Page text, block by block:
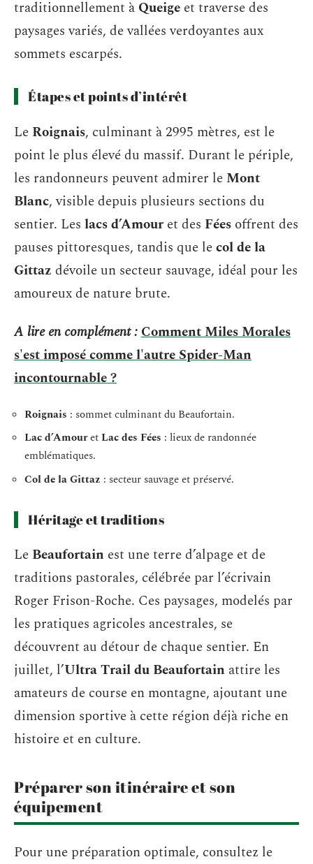
traditionnellement à Queige et traverse des
paysages variés, de vallées verdoyantes aux
sommets escarpés.
Étapes et points d’intérêt
Le Roignais, culminant à 2995 mètres, est le
point le plus élevé du massif. Durant le périple,
les randonneurs peuvent admirer le Mont
Blanc, visible depuis plusieurs sections du
sentier. Les lacs d’Amour et des Fées offrent des
pauses pittoresques, tandis que lecol de la
Gittaz dévoile un secteur sauvage, idéal pour les
amoureux de nature brute.
A lire en complément :Comment Miles Morales
s'est imposé comme l'autre Spider-Man
incontournable ?
Roignais : sommet culminant du Beaufortain.
Lac d’AmouretLac des Fées : lieux de randonnée
emblématiques.
Col de la Gittaz : secteur sauvage et préservé.
Héritage et traditions
Le Beaufortain est une terre d’alpage et de
traditions pastorales, célébrée par l’écrivain
Roger Frison-Roche. Ces paysages, modelés par
les pratiques agricoles ancestrales, se
découvrent au détour de chaque sentier. En
juillet, l’Ultra Trail du Beaufortain attire les
amateurs de course en montagne, ajoutant une
dimension sportive à cette région déjà riche en
histoire et en culture.
Préparer son itinéraire et son
équipement
Pour une préparation optimale, consultez le